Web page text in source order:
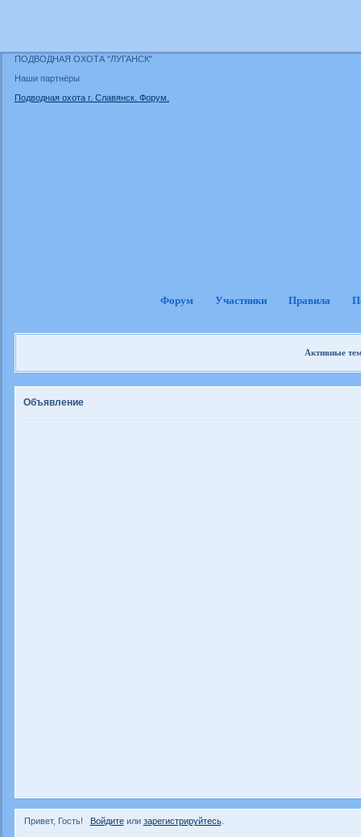
ПОДВОДНАЯ ОХОТА "ЛУГАНСК"
Наши партнёры
Подводная охота г. Славянск. Форум.
Форум Участники Правила
Активные
Объявление
Привет, Гость! Войдитеили зарегистрируйтесь.